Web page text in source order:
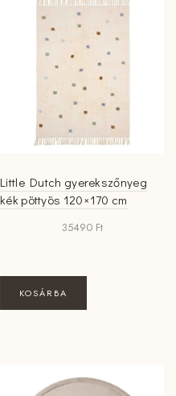
van.
A
változatok
a
termékoldalon
választhatók
Little Dutch gyerekszőnyeg
kék pöttyös 120×170 cm
35490 Ft
KOSÁRBA